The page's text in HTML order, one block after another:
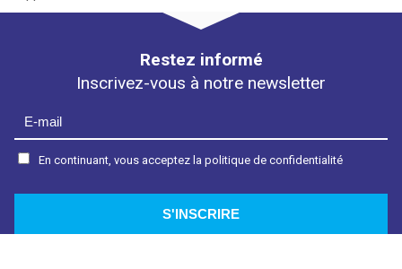
Restez informé
Inscrivez-vous à notre newsletter
En continuant, vous acceptez la politique de confidentialité